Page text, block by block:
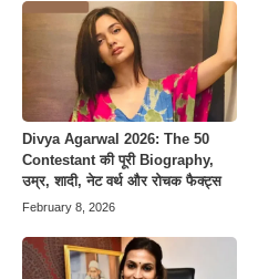
Divya Agarwal 2026: The 50
Contestant की पूरी Biography,
उम्र, शादी, नेट वर्थ और रोचक फैक्ट्स
February 8, 2026